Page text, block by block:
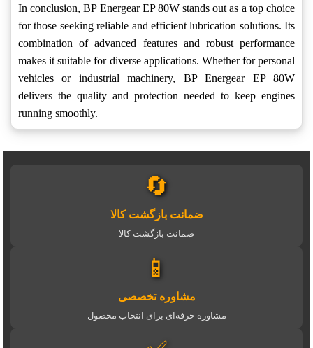
In conclusion, BP Energear EP 80W stands out as a top choice
for those seeking reliable and efficient lubrication solutions. Its
combination of advanced features and robust performance
makes it suitable for diverse applications. Whether for personal
vehicles or industrial machinery, BP Energear EP 80W
delivers the quality and protection needed to keep engines
running smoothly.
🔄
ضمانت بازگشت کالا
ضمانت بازگشت کالا
📱
مشاوره تخصصی
مشاوره حرفه‌ای برای انتخاب محصول